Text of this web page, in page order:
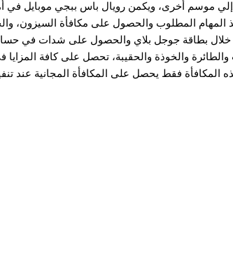
المكافأة فقط يحصل على المكافأة المجانية عند